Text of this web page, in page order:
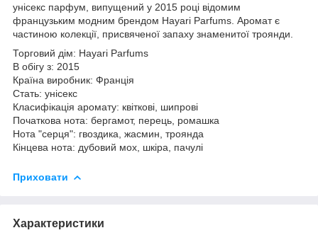
унісекс парфум, випущений у 2015 році відомим
французьким модним брендом Hayari Parfums. Аромат є
частиною колекції, присвяченої запаху знаменитої троянди.
Торговий дім: Hayari Parfums
В обігу з: 2015
Країна виробник: Франція
Стать: унісекс
Класифікація аромату: квіткові, шипрові
Початкова нота: бергамот, перець, ромашка
Нота "серця": гвоздика, жасмин, троянда
Кінцева нота: дубовий мох, шкіра, пачулі
Приховати
Характеристики